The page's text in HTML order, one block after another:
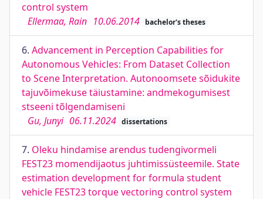
control system
Ellermaa, Rain 10.06.2014 bachelor's theses
6. Advancement in Perception Capabilities for
Autonomous Vehicles: From Dataset Collection
to Scene Interpretation. Autonoomsete sõidukite
tajuvõimekuse täiustamine: andmekogumisest
stseeni tõlgendamiseni
Gu, Junyi 06.11.2024 dissertations
7. Oleku hindamise arendus tudengivormeli
FEST23 momendijaotus juhtimissüsteemile. State
estimation development for formula student
vehicle FEST23 torque vectoring control system